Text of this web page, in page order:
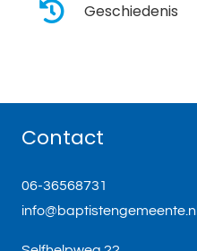
Geschiedenis
Contact
06-36568731
info@baptistengemeente.nl